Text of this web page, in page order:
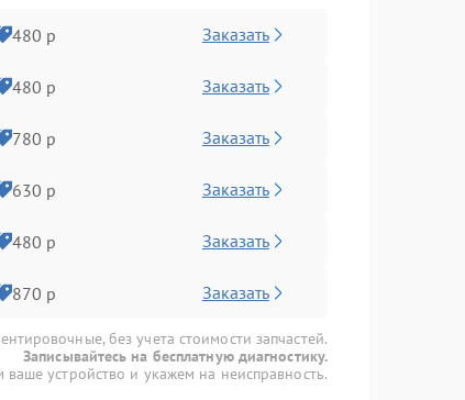
480 р Заказать
480 р Заказать
780 р Заказать
630 р Заказать
480 р Заказать
870 р Заказать
без учета стоимости запчастей.
Записывайтесь на бесплатную диагностику.
устройство и укажем на неисправность.